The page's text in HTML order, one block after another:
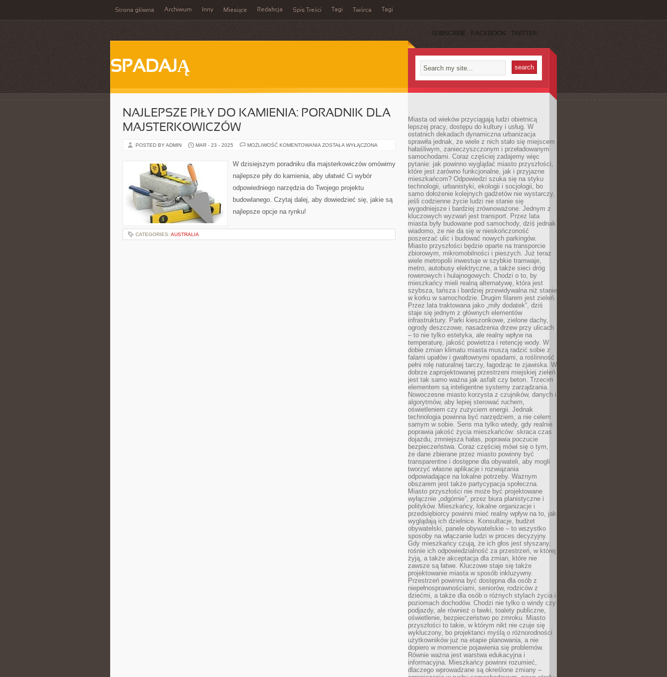
Strona główna Archiwum Inny Miesiące Redakcja Spis Treści Tagi Twórca Tagi
SUBSCRIBE FACEBOOK TWITTER
SPADAJĄ
NAJLEPSZE PIŁY DO KAMIENIA: PORADNIK DLA
MAJSTERKOWICZÓW
POSTED BY ADMIN MAR - 23 - 2025 MOŻLIWOŚĆ KOMENTOWANIA NAJLEPSZE
KAMIENIA:
PORADNIK
MAJSTERKOWICZÓW
ZOSTAŁA WYŁĄCZONA
W dzisiejszym poradniku dla majsterkowiczów omówimy
najlepsze piły do kamienia, aby ułatwić Ci wybór
odpowiedniego narzędzia do Twojego projektu
budowlanego. Czytaj dalej, aby dowiedzieć się, jakie są
najlepsze opcje na rynku!
CATEGORIES: AUSTRALIA
Miasta od wieków przyciągają ludzi obietnicą
lepszej pracy, dostępu do kultury i usług. W
ostatnich dekadach dynamiczna urbanizacja
sprawiła jednak, że wiele z nich stało się miejscem
hałaśliwym, zanieczyszczonym i przeładowanym
samochodami. Coraz częściej zadajemy więc
pytanie: jak powinno wyglądać miasto przyszłości,
które jest zarówno funkcjonalne, jak i przyjazne
mieszkańcom? Odpowiedzi szuka się na styku
technologii, urbanistyki, ekologii i socjologii, bo
samo dołożenie kolejnych gadżetów nie wystarczy,
jeśli codzienne życie ludzi nie stanie się
wygodniejsze i bardziej zrównoważone. Jednym z
kluczowych wyzwań jest transport. Przez lata
miasta były budowane pod samochody, dziś jednak
wiadomo, że nie da się w nieskończoność
poszerzać ulic i budować nowych parkingów.
Miasto przyszłości będzie oparte na transporcie
zbiorowym, mikromobilności i pieszych. Już teraz
wiele metropolii inwestuje w szybkie tramwaje,
metro, autobusy elektryczne, a także sieci dróg
rowerowych i hulajnogowych. Chodzi o to, by
mieszkańcy mieli realną alternatywę, która jest
szybsza, tańsza i bardziej przewidywalna niż stanie
w korku w samochodzie. Drugim filarem jest zieleń.
Przez lata traktowana jako „miły dodatek”, dziś
staje się jednym z głównych elementów
infrastruktury. Parki kieszonkowe, zielone dachy,
ogrody deszczowe, nasadzenia drzew przy ulicach
– to nie tylko estetyka, ale realny wpływ na
temperaturę, jakość powietrza i retencję wody. W
dobie zmian klimatu miasta muszą radzić sobie z
falami upałów i gwałtownymi opadami, a roślinność
pełni rolę naturalnej tarczy, łagodząc te zjawiska. W
dobrze zaprojektowanej przestrzeni miejskiej zieleń
jest tak samo ważna jak asfalt czy beton. Trzecim
elementem są inteligentne systemy zarządzania.
Nowoczesne miasto korzysta z czujników, danych i
algorytmów, aby lepiej sterować ruchem,
oświetleniem czy zużyciem energii. Jednak
technologia powinna być narzędziem, a nie celem
samym w sobie. Sens ma tylko wtedy, gdy realnie
poprawia jakość życia mieszkańców: skraca czas
dojazdu, zmniejsza hałas, poprawia poczucie
bezpieczeństwa. Coraz częściej mówi się o tym,
że dane zbierane przez miasto powinny być
transparentne i dostępne dla obywateli, aby mogli
tworzyć własne aplikacje i rozwiązania
odpowiadające na lokalne potrzeby. Ważnym
obszarem jest także partycypacja społeczna.
Miasto przyszłości nie może być projektowane
wyłącznie „odgórnie”, przez biura planistyczne i
polityków. Mieszkańcy, lokalne organizacje i
przedsiębiorcy powinni mieć realny wpływ na to, jak
wyglądają ich dzielnice. Konsultacje, budżet
obywatelski, panele obywatelskie – to wszystko
sposoby na włączanie ludzi w proces decyzyjny.
Gdy mieszkańcy czują, że ich głos jest słyszany,
rośnie ich odpowiedzialność za przestrzeń, w której
żyją, a także akceptacja dla zmian, które nie
zawsze są łatwe. Kluczowe staje się także
projektowanie miasta w sposób inkluzywny.
Przestrzeń powinna być dostępna dla osób z
niepełnosprawnościami, seniorów, rodziców z
dziećmi, a także dla osób o różnych stylach życia i
poziomach dochodów. Chodzi nie tylko o windy czy
podjazdy, ale również o ławki, toalety publiczne,
oświetlenie, bezpieczeństwo po zmroku. Miasto
przyszłości to takie, w którym nikt nie czuje się
wykluczony, bo projektanci myślą o różnorodności
użytkowników już na etapie planowania, a nie
dopiero w momencie pojawienia się problemów.
Równie ważna jest warstwa edukacyjna i
informacyjna. Mieszkańcy powinni rozumieć,
dlaczego wprowadzane są określone zmiany –